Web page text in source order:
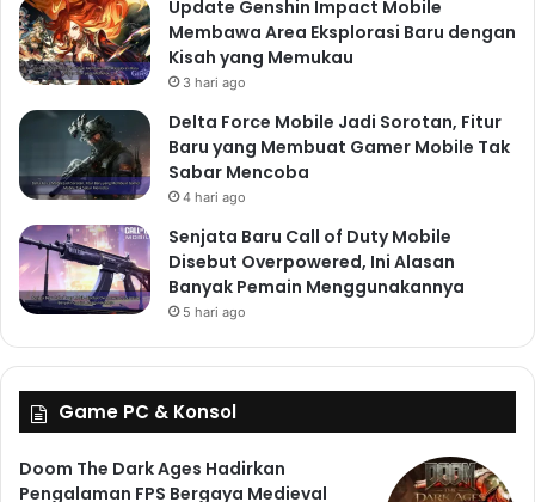
Update Genshin Impact Mobile
Membawa Area Eksplorasi Baru dengan
Kisah yang Memukau
3 hari ago
Delta Force Mobile Jadi Sorotan, Fitur
Baru yang Membuat Gamer Mobile Tak
Sabar Mencoba
4 hari ago
Senjata Baru Call of Duty Mobile
Disebut Overpowered, Ini Alasan
Banyak Pemain Menggunakannya
5 hari ago
Game PC & Konsol
Doom The Dark Ages Hadirkan
Pengalaman FPS Bergaya Medieval